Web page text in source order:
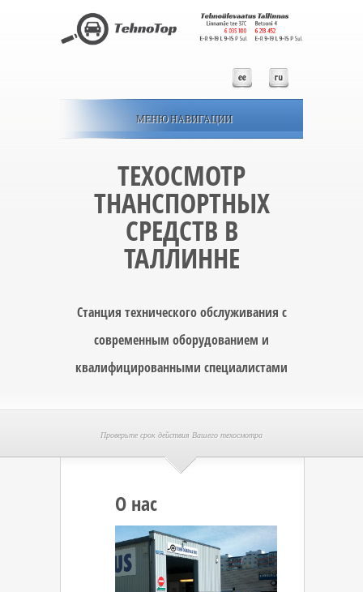
МЕНЮ НАВИГАЦИИ
ТЕХОСМОТР
ТНАНСПОРТНЫХ
СРЕДСТВ В
ТАЛЛИННЕ
Станция технического обслуживания с
современным оборудованием и
квалифицированными специалистами
Проверьте срок действия Вашего техосмотра
О нас